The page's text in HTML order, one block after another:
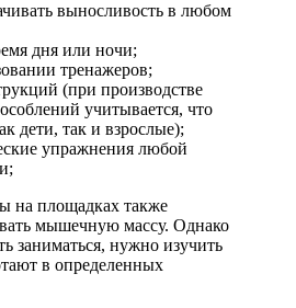
выносливость в любом
дня или ночи;
тренажеров;
(при производстве
учитывается, что
дети, так и взрослые);
упражнения любой
на площадках также
мышечную массу. Однако
заниматься, нужно изучить
в определенных